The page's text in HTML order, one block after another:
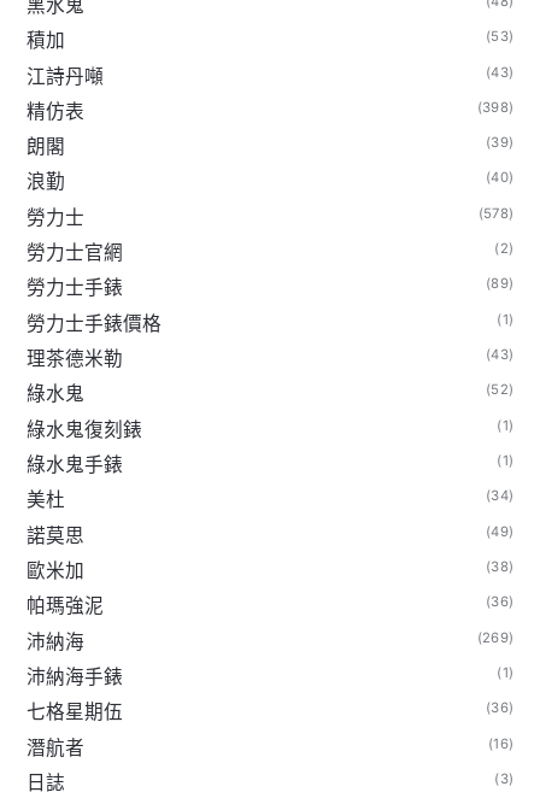
黑水鬼
積加 (53)
江詩丹噸 (43)
精仿表 (398)
朗閣 (39)
浪勤 (40)
勞力士 (578)
勞力士官網 (2)
勞力士手錶 (89)
勞力士手錶價格 (1)
理茶德米勒 (43)
綠水鬼 (52)
綠水鬼復刻錶 (1)
綠水鬼手錶 (1)
美杜 (34)
諾莫思 (49)
歐米加 (38)
帕瑪強泥 (36)
沛納海 (269)
沛納海手錶 (1)
七格星期伍 (36)
潛航者 (16)
日誌 (3)